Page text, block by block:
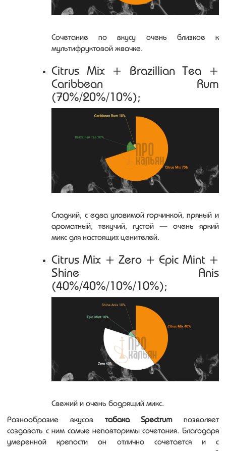
Сочетание по вкусу очень близкое к
мультифруктовой жвачке.
Citrus Mix + Brazillian Tea +
Caribbean Rum
(70%/20%/10%);
Сладкий, с едва уловимой горчинкой, пряный и
ароматный, текучий, густой — очень яркий
микс для настоящих ценителей.
Citrus Mix + Zero + Epic Mint +
Shine Anis
(40%/40%/10%/10%);
Свежий и очень бодрящий микс.
Разнообразие вкусов табака Spectrumпозволяет
создавать с ним самые неповторимы сочетания. Благодаря
умеренной крепости он отлично сочетается и с